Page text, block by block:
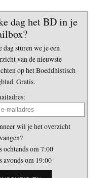
dag het BD in je
dag sturen we je een
van de nieuwste
op het Boeddhistisch
Gratis.
wil je het overzicht
ochtends om 7:00
avonds om 19:00